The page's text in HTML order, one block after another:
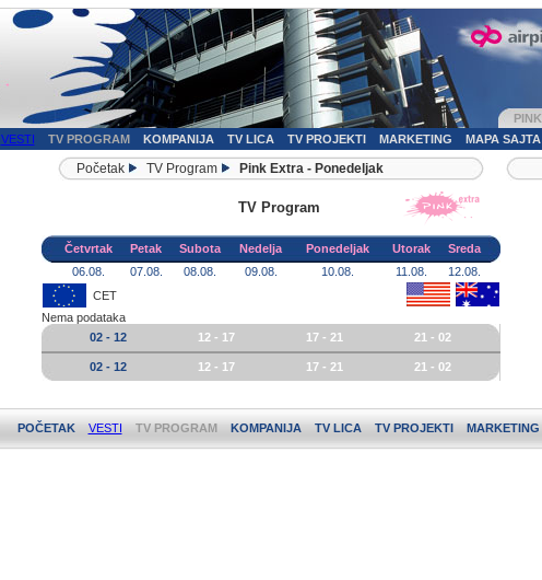
PINK
VESTI TV PROGRAM KOMPANIJA TV LICA TV PROJEKTI MARKETING MAPA SAJTA
Početak TV Program Pink Extra - Ponedeljak
TV Program
Četvrtak Petak Subota Nedelja Ponedeljak Utorak
Sreda
06.08.
07.08. 08.08. 09.08. 10.08. 11.08.
12.08.
CET
Nema podataka
02 - 12
12 - 17 17 - 21 21 - 02
02 - 12 12 - 17 17 - 21 21 - 02
POČETAK VESTI TV PROGRAM KOMPANIJA TV LICA TV PROJEKTI MARKETING